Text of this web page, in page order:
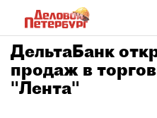
ДельтаБанк
продаж в
"Лента"